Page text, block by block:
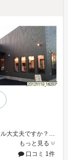
季節も夏から秋になってきましたね、今のヘアスタイル大丈夫ですか？まだ夏気分のあなた！『YOO-HOO 堀米店』で新しい自分見つけましょう♪髪のことなら、何でも相談乗りますのでお気軽にご来店くださいね♪
もっと見る
口コミ 1件